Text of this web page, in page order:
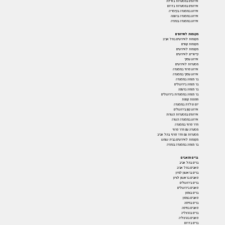
אירועים במסעדות באילת
אירועים במסעדות בדרום
אירוע במסעדה בקיסריה
אירוע במסעדה ברעננה
אירוע במסעדה בנתניה
מקומות לאירועים
מקומות לאירועים בתל אביב
מקומות קטנים
מקומות לאירועים
קייטרינג לאירועים
אירוע עסקי
מסעדות לאירועים
אירוע פרטי במסעדה
אירוע עסקי במסעדה
בר מצווה במסעדה
בר מצווה בירושלים
בר מצווה ברעננה
בר מצווה במסעדות בירושלים
חתונות קטנות
יום הולדת במסעדה
אירוע קטן בירושלים
אירועים במסעדות כשרות
אירוע במסעדה כשרה
חדר פרטי במסעדה
מסעדה עם חדר פרטי
מסעדות עם חדר פרטי בתל אביב
מקומות לאירועים בבית שמש
בר מצווה במסעדה בנתניה
ברים ופאבים
ברים בתל אביב
פאבים בתל אביב
ברים בראשון לציון
פאבים בראשון לציון
ברים בירושלים
פאבים בירושלים
ברים בצפון
פאבים בצפון
ברים בחיפה
פאבים בחיפה
ברים בהרצליה
פאבים בהרצליה
ברים בדרום